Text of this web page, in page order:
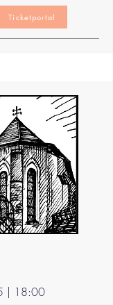
Ticketportal
| 18:00